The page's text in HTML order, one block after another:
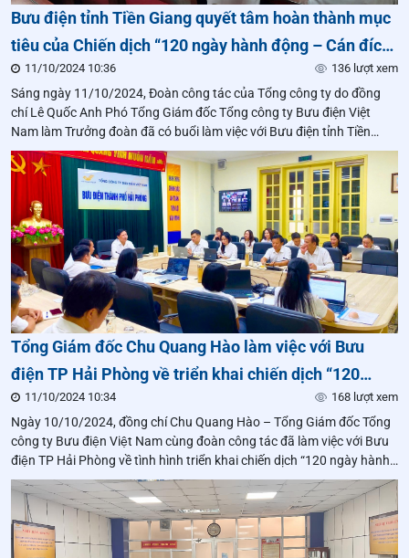
Bưu điện tỉnh Tiền Giang quyết tâm hoàn thành mục
tiêu của Chiến dịch “120 ngày hành động – Cán đích
thành công”
11/10/2024 10:36 136 lượt xem
Sáng ngày 11/10/2024, Đoàn công tác của Tổng công ty do đồng
chí Lê Quốc Anh Phó Tổng Giám đốc Tổng công ty Bưu điện Việt
Nam làm Trưởng đoàn đã có buổi làm việc với Bưu điện tỉnh Tiền
Giang về việc triển khai chiến dịch “120 ngày hành động – Cán đích
thành công”.
Tổng Giám đốc Chu Quang Hào làm việc với Bưu
điện TP Hải Phòng về triển khai chiến dịch “120
ngày hành động – Cán đích thành công”
11/10/2024 10:34 168 lượt xem
Ngày 10/10/2024, đồng chí Chu Quang Hào – Tổng Giám đốc Tổng
công ty Bưu điện Việt Nam cùng đoàn công tác đã làm việc với Bưu
điện TP Hải Phòng về tình hình triển khai chiến dịch “120 ngày hành
động – Cán đích thành công”.